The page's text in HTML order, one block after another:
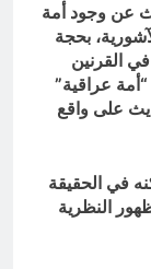
عن وجود أمة
بحجة
القرنين
عراقية”
على واقع
في الحقيقة
النظرية